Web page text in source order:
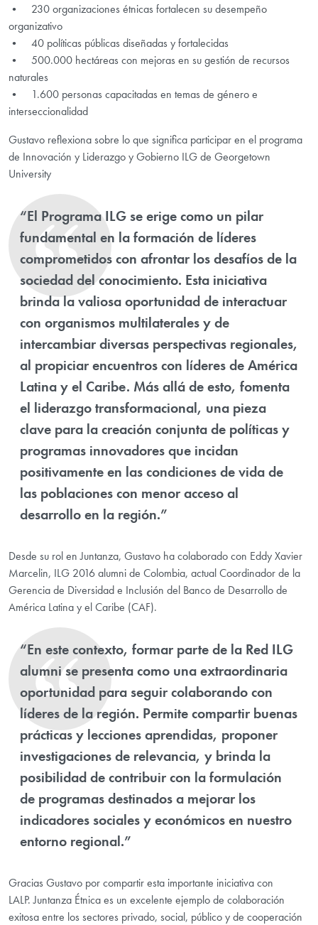
• 230 organizaciones étnicas fortalecen su desempeño
organizativo
• 40 políticas públicas diseñadas y fortalecidas
• 500.000 hectáreas con mejoras en su gestión de recursos
naturales
• 1.600 personas capacitadas en temas de género e
interseccionalidad
Gustavo reflexiona sobre lo que significa participar en el programa
de Innovación y Liderazgo y Gobierno ILG de Georgetown
University
“El Programa ILG se erige como un pilar
fundamental en la formación de líderes
comprometidos con afrontar los desafíos de la
sociedad del conocimiento. Esta iniciativa
brinda la valiosa oportunidad de interactuar
con organismos multilaterales y de
intercambiar diversas perspectivas regionales,
al propiciar encuentros con líderes de América
Latina y el Caribe. Más allá de esto, fomenta
el liderazgo transformacional, una pieza
clave para la creación conjunta de políticas y
programas innovadores que incidan
positivamente en las condiciones de vida de
las poblaciones con menor acceso al
desarrollo en la región.”
Desde su rol en Juntanza, Gustavo ha colaborado con Eddy Xavier
Marcelin, ILG 2016 alumni de Colombia, actual Coordinador de la
Gerencia de Diversidad e Inclusión del Banco de Desarrollo de
América Latina y el Caribe (CAF).
“En este contexto, formar parte de la Red ILG
alumni se presenta como una extraordinaria
oportunidad para seguir colaborando con
líderes de la región. Permite compartir buenas
prácticas y lecciones aprendidas, proponer
investigaciones de relevancia, y brinda la
posibilidad de contribuir con la formulación
de programas destinados a mejorar los
indicadores sociales y económicos en nuestro
entorno regional.”
Gracias Gustavo por compartir esta importante iniciativa con
LALP.Juntanza Étnica es un excelente ejemplo de colaboración
exitosa entre los sectores privado, social, público y de cooperación